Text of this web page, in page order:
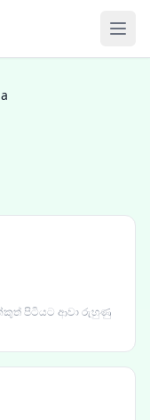
පිටියට ආවා රුහුණු